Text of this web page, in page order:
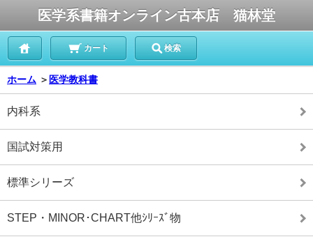
医学系書籍オンライン古本店 猫林堂
カート 検索
ホーム ＞ 医学教科書
内科系
国試対策用
標準シリーズ
STEP・MINOR･CHART他ｼﾘｰｽﾞ物